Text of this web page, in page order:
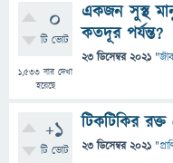
0
টি ভোট
1,533 বার দেখা
হয়েছে
একজন সুস্থ
কতদূর পর্যন্ত?
23 ডিসেম্বর 2021 "
+1
টি ভোট
টিকটিকির
23 ডিসেম্বর 2021 "